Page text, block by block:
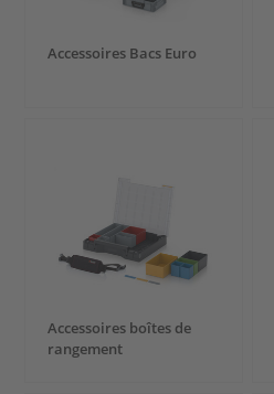
Accessoires Bacs Euro
Accessoires boîtes de
rangement